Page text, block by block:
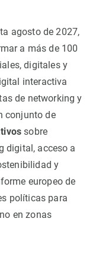
agosto de 2027,
a más de 100
digitales y
interactiva
de networking y
conjunto de
sobre
digital, acceso a
y
europeo de
políticas para
en zonas